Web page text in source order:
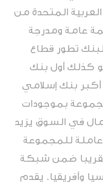
المتحدة من
عامة ومدرجة
تطور قطاع
كذلك أول بنك
بنك إسلامي
بموجودات
مال في السوق یزید
عاملة للمجموعة
موظف و500 فرع تقریبا ضمن شبكة
وأفریقیا. یقدم